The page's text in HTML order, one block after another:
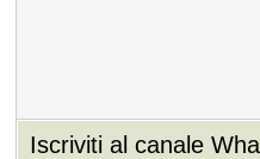
Iscriviti al canale